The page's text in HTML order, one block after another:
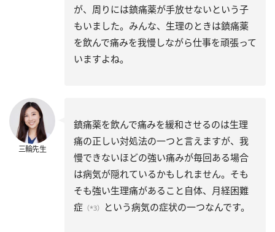
が、周りには鎮痛薬が手放せないという子
もいました。みんな、生理のときは鎮痛薬
を飲んで痛みを我慢しながら仕事を頑張って
いますよね。
三輪先生
鎮痛薬を飲んで痛みを緩和させるのは生理
痛の正しい対処法の一つと言えますが、我
慢できないほどの強い痛みが毎回ある場合
は病気が隠れているかもしれません。そも
そも強い生理痛があること自体、月経困難
症 （*3） という病気の症状の一つなんです。